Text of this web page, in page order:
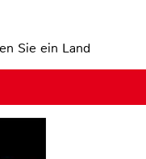
Sie ein Land